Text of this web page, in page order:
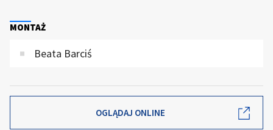
MONTAŻ
Beata Barciś
OGLĄDAJ ONLINE